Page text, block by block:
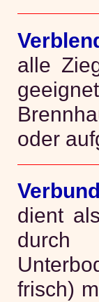
alle
oder
dient
durch
frisch)